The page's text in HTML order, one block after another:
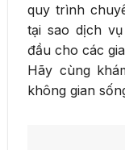
quy trình
tại sao dịch
đầu cho các
Hãy cùng
không gian